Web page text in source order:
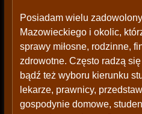
Posiadam wielu
Mazowieckiego i okolic,
sprawy miłosne, rodzinne,
zdrowotne. Często radzą
bądź też wyboru kierunku
lekarze, prawnicy,
gospodynie domowe,